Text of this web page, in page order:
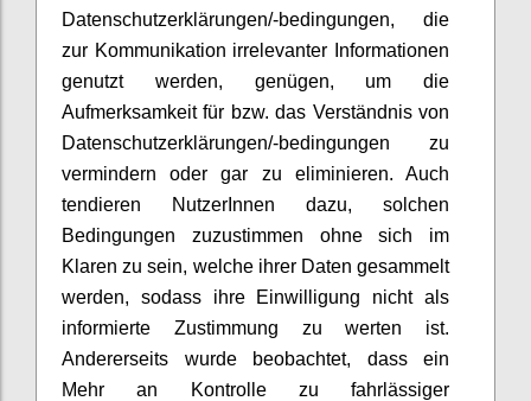
Datenschutzerklärungen/-bedingungen, die
zur Kommunikation irrelevanter Informationen
genutzt werden, genügen, um die
Aufmerksamkeit für bzw. das Verständnis von
Datenschutzerklärungen/-bedingungen zu
vermindern oder gar zu eliminieren. Auch
tendieren NutzerInnen dazu, solchen
Bedingungen zuzustimmen ohne sich im
Klaren zu sein, welche ihrer Daten gesammelt
werden, sodass ihre Einwilligung nicht als
informierte Zustimmung zu werten ist.
Andererseits wurde beobachtet, dass ein
Mehr an Kontrolle zu fahrlässiger